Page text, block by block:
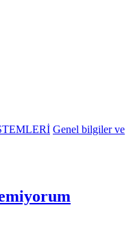
Genel bilgiler ve